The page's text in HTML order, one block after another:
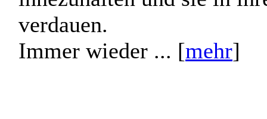
verdauen.
Immer wieder ... [mehr]